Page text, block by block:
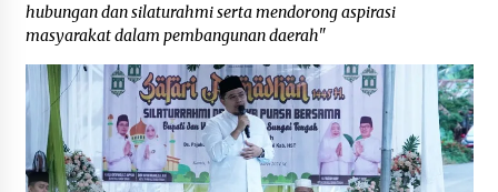
hubungan dan silaturahmi serta mendorong aspirasi
masyarakat dalam pembangunan daerah"